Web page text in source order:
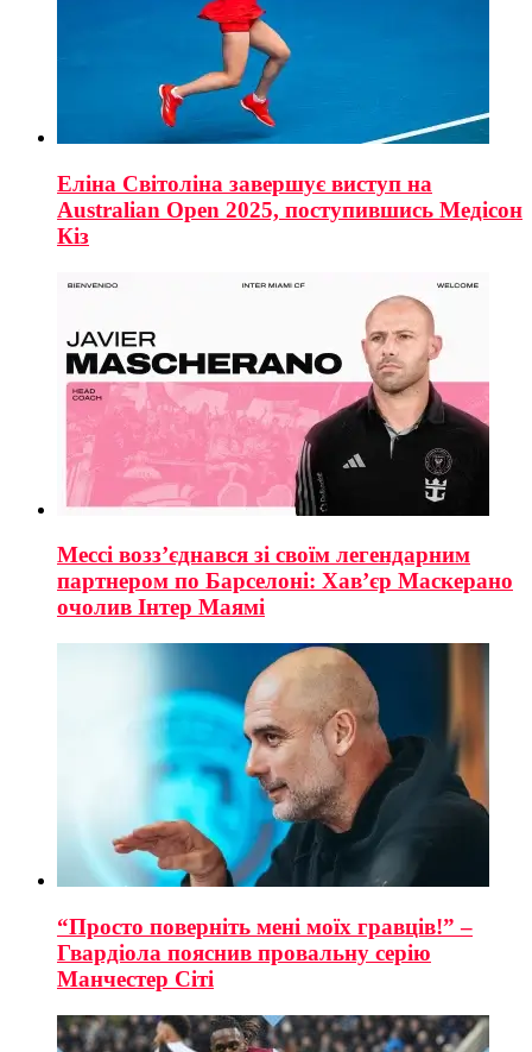
Еліна Світоліна завершує виступ на
Australian Open 2025, поступившись Медісон
Кіз
Мессі возз’єднався зі своїм легендарним
партнером по Барселоні: Хав’єр Маскерано
очолив Інтер Маямі
“Просто поверніть мені моїх гравців!” –
Гвардіола пояснив провальну серію
Манчестер Сіті